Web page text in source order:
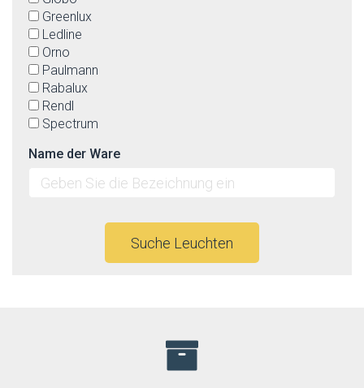
Greenlux
Ledline
Orno
Paulmann
Rabalux
Rendl
Spectrum
Name der Ware
Suche Leuchten